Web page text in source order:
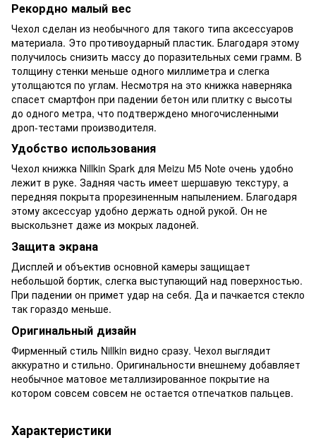
Рекордно малый вес
Чехол сделан из необычного для такого типа аксессуаров
материала. Это противоударный пластик. Благодаря этому
получилось снизить массу до поразительных семи грамм. В
толщину стенки меньше одного миллиметра и слегка
утолщаются по углам. Несмотря на это книжка наверняка
спасет смартфон при падении бетон или плитку с высоты
до одного метра, что подтверждено многочисленными
дроп-тестами производителя.
Удобство использования
Чехол книжка Nillkin Spark для Meizu M5 Note очень удобно
лежит в руке. Задняя часть имеет шершавую текстуру, а
передняя покрыта прорезиненным напылением. Благодаря
этому аксессуар удобно держать одной рукой. Он не
выскользнет даже из мокрых ладоней.
Защита экрана
Дисплей и объектив основной камеры защищает
небольшой бортик, слегка выступающий над поверхностью.
При падении он примет удар на себя. Да и пачкается стекло
так гораздо меньше.
Оригинальный дизайн
Фирменный стиль Nillkin видно сразу. Чехол выглядит
аккуратно и стильно. Оригинальности внешнему добавляет
необычное матовое металлизированное покрытие на
котором совсем совсем не остается отпечатков пальцев.
Характеристики